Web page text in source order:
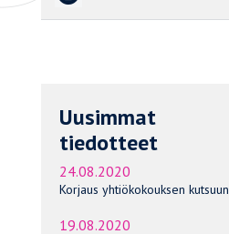
Uusimmat
tiedotteet
24.08.2020
Korjaus yhtiökokouksen kutsuun
19.08.2020